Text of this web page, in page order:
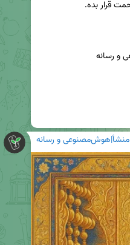
منشأ|هوش‌مصنوعی و رسانه